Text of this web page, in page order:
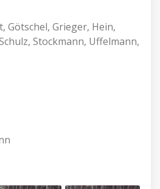
Götschel, Grieger, Hein,
Stockmann, Uffelmann,